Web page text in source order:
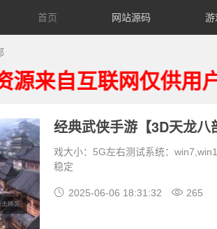
首页 网站源码 游
联网仅供用户学习
戏大小：5G左右测试系统：
稳定
2025-06-06 18:31:32 265